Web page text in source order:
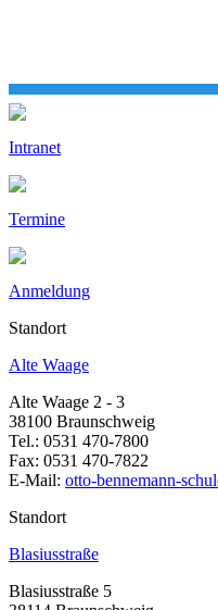
Intranet
Termine
Anmeldung
Standort
Alte Waage
Alte Waage 2 - 3
38100 Braunschweig
Tel.: 0531 470-7800
Fax: 0531 470-7822
E-Mail: otto-bennemann-
Standort
Blasiusstraße
Blasiusstraße 5